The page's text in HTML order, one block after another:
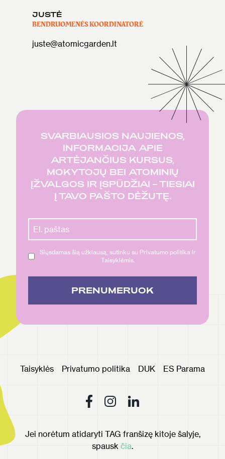
JUSTĖ
BENDRUOMENĖS KOORDINATORĖ
juste@atomicgarden.lt
SVARBIAUSIOS NAUJIENOS,
INFORMACIJA APIE
ARTĖJANČIUS KURSUS,
MOKYTOJŲ BEI ATOMINIŲ
ĮŽVALGOS IR ĮSPŪDŽIAI – TIESIAI
Į TAVO PAŠTO DĖŽUTĘ.
Siųsdamas šią užklausą, sutinku su Privatumo politika ir
Taisyklėmis.
PRENUMERUOK
Taisyklės Privatumo politika DUK ES Parama
Jei norėtum atidaryti TAG franšizę kitoje šalyje,
spausk čia.